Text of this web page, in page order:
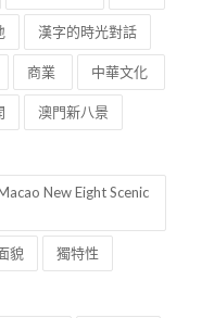
漢字的時光對話
商業 中華文化
澳門新八景
New Eight Scenic
貌 獨特性